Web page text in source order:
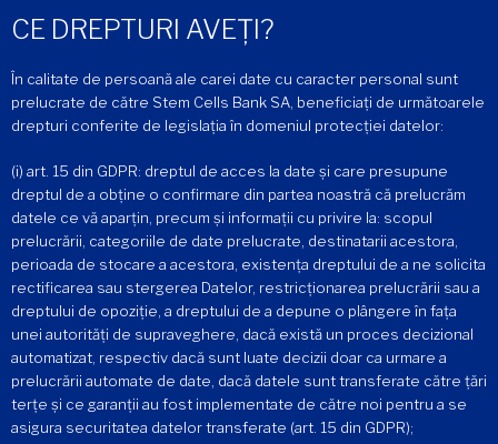
CE DREPTURI AVEȚI?
În calitate de persoană ale carei date cu caracter personal sunt
prelucrate de către Stem Cells Bank SA, beneficiați de următoarele
drepturi conferite de legislația în domeniul protecției datelor:
(i) art. 15 din GDPR: dreptul de acces la date și care presupune
dreptul de a obține o confirmare din partea noastră că prelucrăm
datele ce vă aparțin, precum și informații cu privire la: scopul
prelucrării, categoriile de date prelucrate, destinatarii acestora,
perioada de stocare a acestora, existența dreptului de a ne solicita
rectificarea sau stergerea Datelor, restricționarea prelucrării sau a
dreptului de opoziție, a dreptului de a depune o plângere în fața
unei autorități de supraveghere, dacă există un proces decizional
automatizat, respectiv dacă sunt luate decizii doar ca urmare a
prelucrării automate de date, dacă datele sunt transferate către țări
terțe și ce garanții au fost implementate de către noi pentru a se
asigura securitatea datelor transferate (art. 15 din GDPR);